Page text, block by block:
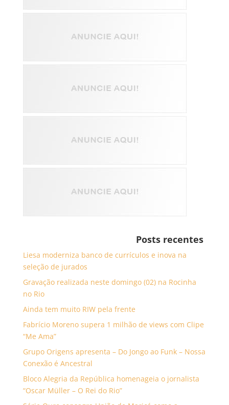
Posts recentes
Liesa moderniza banco de currículos e inova na
seleção de jurados
Gravação realizada neste domingo (02) na Rocinha
no Rio
Ainda tem muito RIW pela frente
Fabrício Moreno supera 1 milhão de views com Clipe
“Me Ama”
Grupo Origens apresenta – Do Jongo ao Funk – Nossa
Conexão é Ancestral
Bloco Alegria da República homenageia o jornalista
“Oscar Müller – O Rei do Rio”